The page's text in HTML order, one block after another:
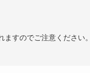
すのでご注意ください